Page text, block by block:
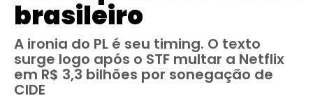
brasileiro
A ironia do PL é seu timing. O texto
surge logo após o STF multar a Netflix
em R$ 3,3 bilhões por sonegação de
CIDE